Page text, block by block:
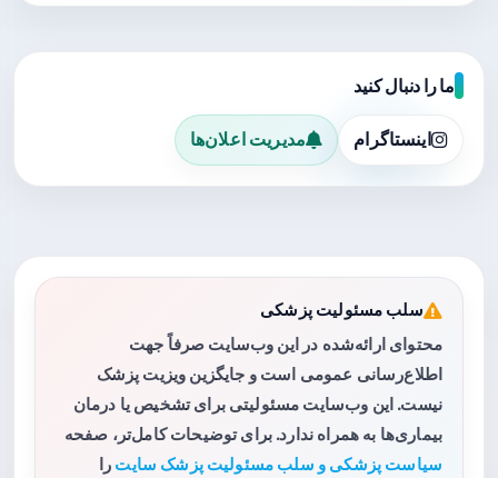
ما را دنبال کنید
اینستاگرام مدیریت اعلان‌ها
سلب مسئولیت پزشکی
محتوای ارائه‌شده در این وب‌سایت صرفاً جهت
اطلاع‌رسانی عمومی است و جایگزین ویزیت پزشک
نیست. این وب‌سایت مسئولیتی برای تشخیص یا درمان
بیماری‌ها به همراه ندارد. برای توضیحات کامل‌تر، صفحه
سیاست پزشکی و سلب مسئولیت پزشک سایت را